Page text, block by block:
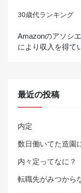
30歳代ランキング
Amazonのアソシ
により収入を得て
最近の投稿
内定
数日働いてた造園
内々定ってなに？
転職先がみつから